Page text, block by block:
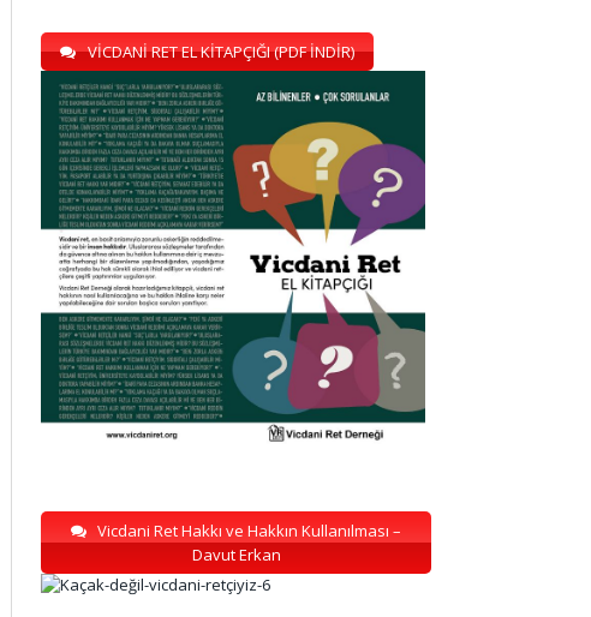
VİCDANİ RET EL KİTAPÇIĞI (PDF İNDİR)
Vicdani Ret Hakkı ve Hakkın Kullanılması –
Davut Erkan